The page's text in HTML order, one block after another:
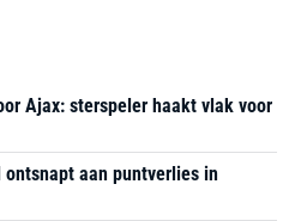
Ajax: sterspeler haakt vlak voor
ontsnapt aan puntverlies in